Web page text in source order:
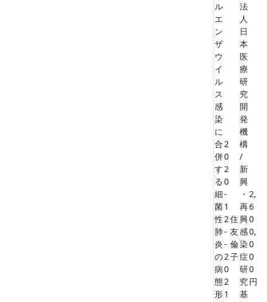
ル
エ
ン
ザ
ウ
イ
ル
ス
感
染
に
合
併
す
る
細
菌
性
肺
炎
の
病
態
形
2
0
2
0
-
1
2
-
-
2
0
2
1
住
友
倫
子
法
人
日
本
医
療
研
究
開
発
機
構
/
新
興
・
再
興
感
染
症
研
究
基
2,
6
0
0,
0
0
0
円